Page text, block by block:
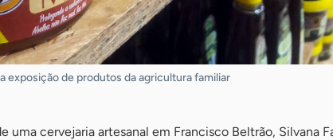
exposição de produtos da agricultura familiar
uma cervejaria artesanal em Francisco Beltrão, Silvana